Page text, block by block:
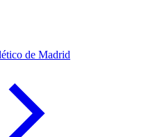
de Madrid